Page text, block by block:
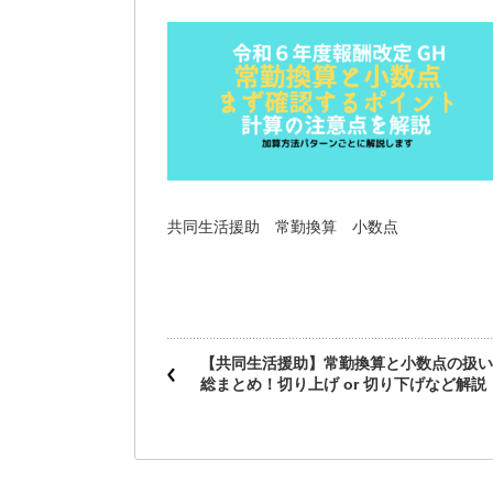
共同生活援助 常勤換算 小数点
【共同生活援助】常勤換算と小数点の扱
総まとめ！切り上げ or 切り下げなど解説